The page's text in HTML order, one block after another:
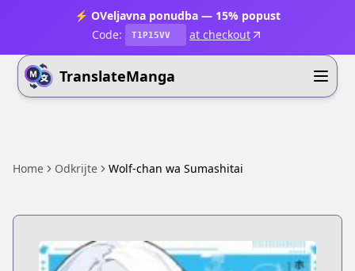
⚡ OVeljavna ponudba — 15% popust
Code:
T1P15VV at checkout
TranslateManga
Home Odkrijte Wolf-chan wa Sumashitai